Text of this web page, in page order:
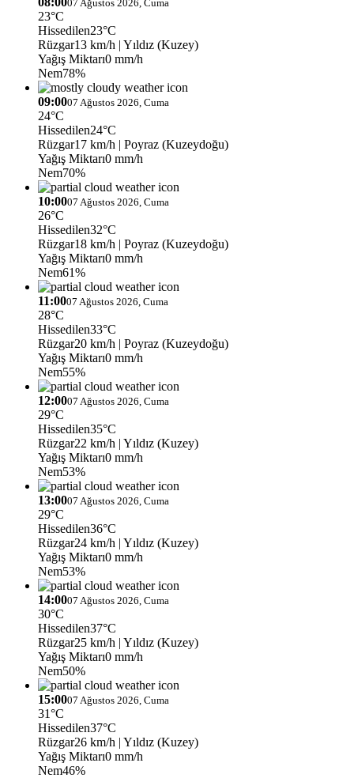
07 Ağustos 2026, Cuma
23°C
Hissedilen23°C
Rüzgar13 km/h | Yıldız (Kuzey)
Yağış Miktarı0 mm/h
Nem78%
09:0007 Ağustos 2026, Cuma
24°C
Hissedilen24°C
Rüzgar17 km/h | Poyraz (Kuzeydoğu)
Yağış Miktarı0 mm/h
Nem70%
10:0007 Ağustos 2026, Cuma
26°C
Hissedilen32°C
Rüzgar18 km/h | Poyraz (Kuzeydoğu)
Yağış Miktarı0 mm/h
Nem61%
11:0007 Ağustos 2026, Cuma
28°C
Hissedilen33°C
Rüzgar20 km/h | Poyraz (Kuzeydoğu)
Yağış Miktarı0 mm/h
Nem55%
12:0007 Ağustos 2026, Cuma
29°C
Hissedilen35°C
Rüzgar22 km/h | Yıldız (Kuzey)
Yağış Miktarı0 mm/h
Nem53%
13:0007 Ağustos 2026, Cuma
29°C
Hissedilen36°C
Rüzgar24 km/h | Yıldız (Kuzey)
Yağış Miktarı0 mm/h
Nem53%
14:0007 Ağustos 2026, Cuma
30°C
Hissedilen37°C
Rüzgar25 km/h | Yıldız (Kuzey)
Yağış Miktarı0 mm/h
Nem50%
15:0007 Ağustos 2026, Cuma
31°C
Hissedilen37°C
Rüzgar26 km/h | Yıldız (Kuzey)
Yağış Miktarı0 mm/h
Nem46%